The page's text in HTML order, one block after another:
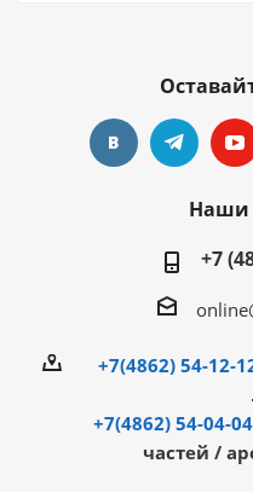
Наши
+7
+7(4862) 54-12-
+7(4862) 54-04-04
частей /